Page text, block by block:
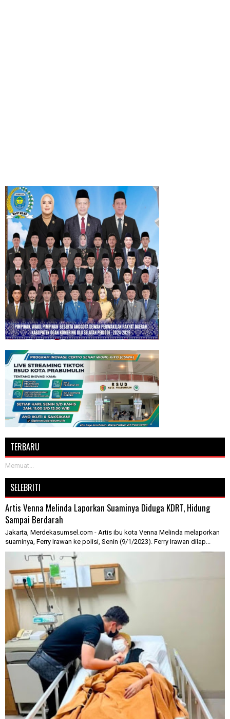
TERBARU
Memuat...
SELEBRITI
Artis Venna Melinda Laporkan Suaminya Diduga KDRT, Hidung
Sampai Berdarah
Jakarta, Merdekasumsel.com - Artis ibu kota Venna Melinda melaporkan
suaminya, Ferry Irawan ke polisi, Senin (9/1/2023). Ferry Irawan dilap...